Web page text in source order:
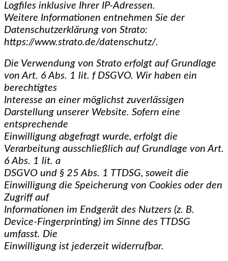
Logfiles inklusive Ihrer IP-Adressen.
Weitere Informationen entnehmen Sie der
Datenschutzerklärung von Strato:
https://www.strato.de/datenschutz/.
Die Verwendung von Strato erfolgt auf Grundlage
von Art. 6 Abs. 1 lit. f DSGVO. Wir haben ein
berechtigtes
Interesse an einer möglichst zuverlässigen
Darstellung unserer Website. Sofern eine
entsprechende
Einwilligung abgefragt wurde, erfolgt die
Verarbeitung ausschließlich auf Grundlage von Art.
6 Abs. 1 lit. a
DSGVO und § 25 Abs. 1 TTDSG, soweit die
Einwilligung die Speicherung von Cookies oder den
Zugriff auf
Informationen im Endgerät des Nutzers (z. B.
Device-Fingerprinting) im Sinne des TTDSG
umfasst. Die
Einwilligung ist jederzeit widerrufbar.